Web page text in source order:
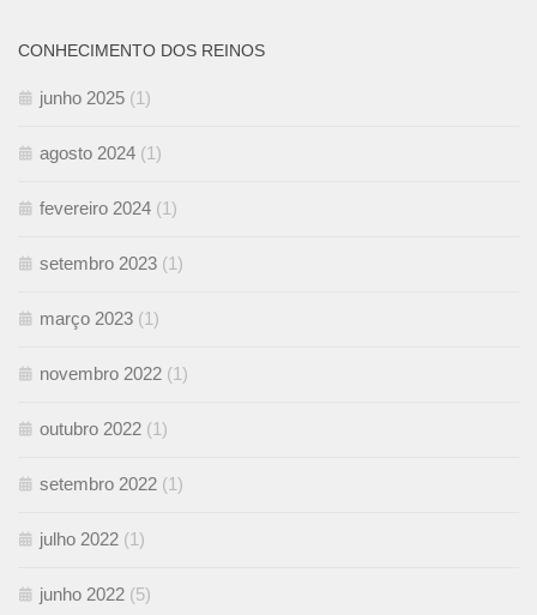
CONHECIMENTO DOS REINOS
junho 2025 (1)
agosto 2024 (1)
fevereiro 2024 (1)
setembro 2023 (1)
março 2023 (1)
novembro 2022 (1)
outubro 2022 (1)
setembro 2022 (1)
julho 2022 (1)
junho 2022 (5)